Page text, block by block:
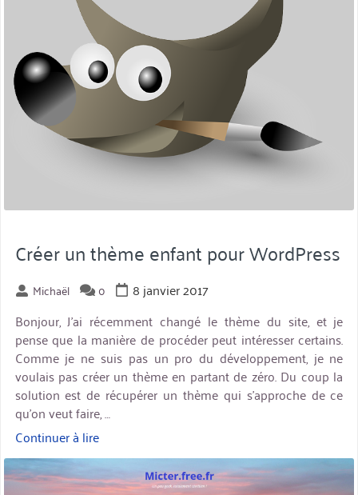
Créer un thème enfant pour WordPress
Michaël 0
8 janvier 2017
Bonjour, J’ai récemment changé le thème du site, et je
pense que la manière de procéder peut intéresser certains.
Comme je ne suis pas un pro du développement, je ne
voulais pas créer un thème en partant de zéro. Du coup la
solution est de récupérer un thème qui s’approche de ce
qu’on veut faire, …
Continuer à lire« Créer
un
thème
miniature